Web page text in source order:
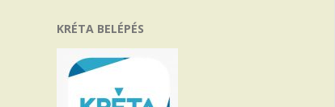
KRÉTA BELÉPÉS